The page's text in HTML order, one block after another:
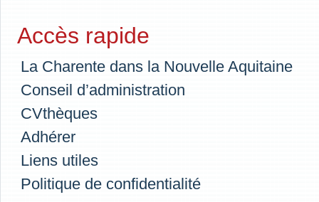
Accès rapide
La Charente dans la Nouvelle Aquitaine
Conseil d’administration
CVthèques
Adhérer
Liens utiles
Politique de confidentialité